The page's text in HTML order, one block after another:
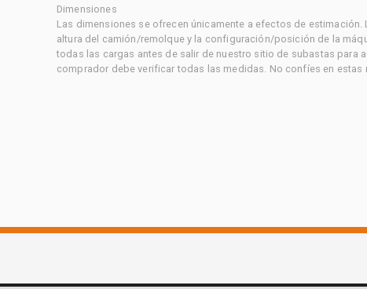
Dimensiones
Las dimensiones se ofrecen únicamente a efectos de
altura del camión/remolque y la configuración/posición de la
todas las cargas antes de salir de nuestro sitio de subastas para
comprador debe verificar todas las medidas. No confíes en